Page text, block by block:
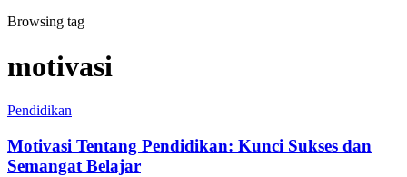
Browsing tag
motivasi
Pendidikan
Motivasi Tentang Pendidikan: Kunci Sukses dan
Semangat Belajar